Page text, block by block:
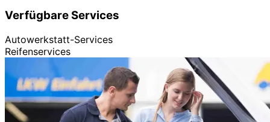
Verfügbare Services
Autowerkstatt-Services
Reifenservices